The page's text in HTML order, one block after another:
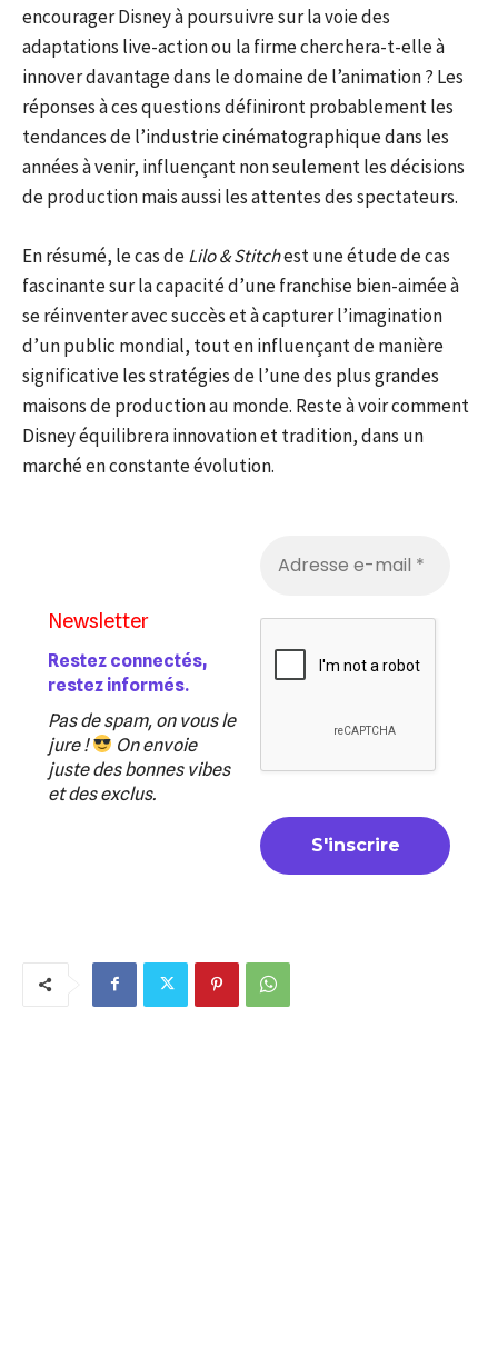
encourager Disney à poursuivre sur la voie des
adaptations live-action ou la firme cherchera-t-elle à
innover davantage dans le domaine de l’animation ? Les
réponses à ces questions définiront probablement les
tendances de l’industrie cinématographique dans les
années à venir, influençant non seulement les décisions
de production mais aussi les attentes des spectateurs.
En résumé, le cas deLilo & Stitchest une étude de cas
fascinante sur la capacité d’une franchise bien-aimée à
se réinventer avec succès et à capturer l’imagination
d’un public mondial, tout en influençant de manière
significative les stratégies de l’une des plus grandes
maisons de production au monde. Reste à voir comment
Disney équilibrera innovation et tradition, dans un
marché en constante évolution.
Newsletter
Restez connectés,
restez informés.
Pas de spam, on vous le
jure !
On envoie
juste des bonnes vibes
et des exclus.